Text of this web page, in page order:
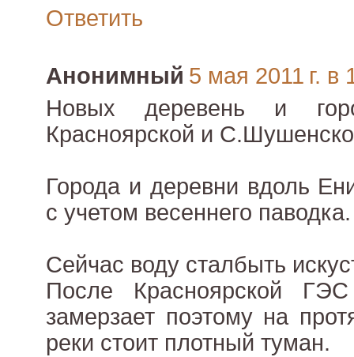
Ответить
Анонимный 5 мая 2011 г. в
Новых деревень и
Красноярской и
Города и деревни вдоль
с учетом весеннего паводка.
Сейчас воду сталбыть
После Красноярской
замерзает поэтому на
реки стоит плотный туман.